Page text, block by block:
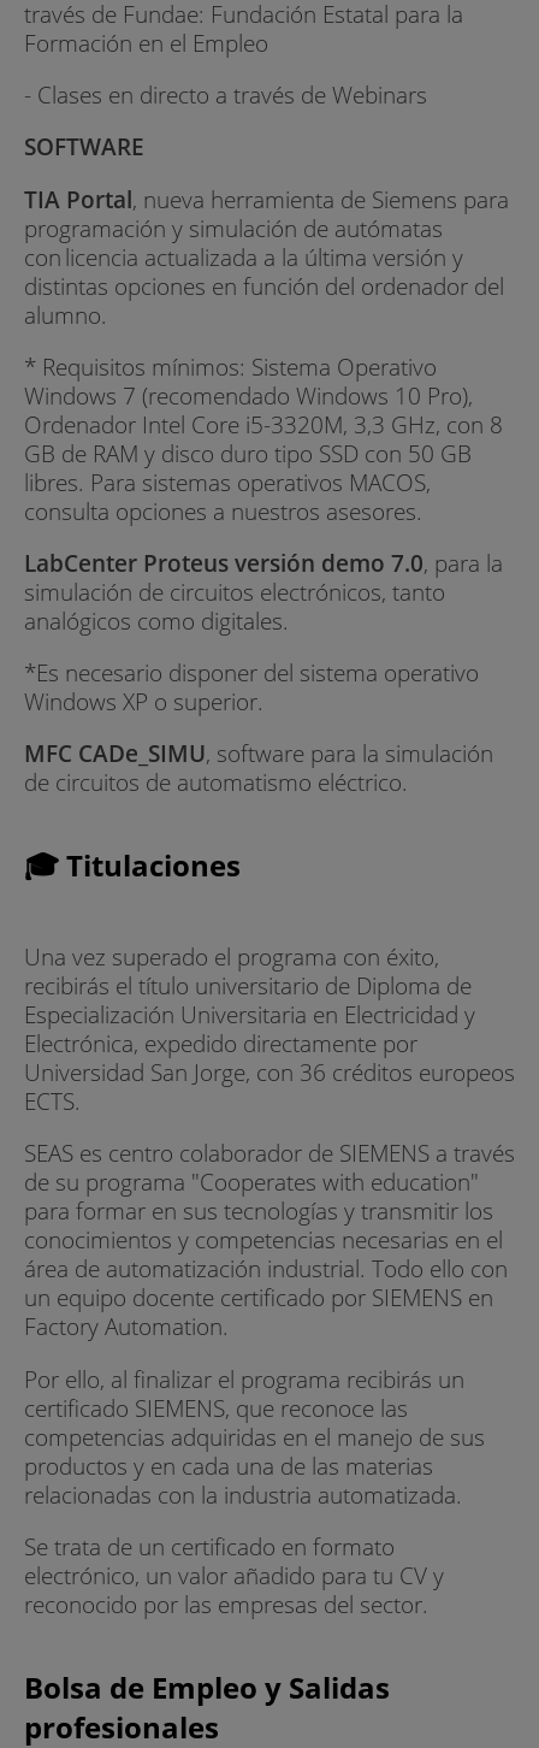
través de Fundae: Fundación Estatal para la
Formación en el Empleo
- Clases en directo a través de Webinars
SOFTWARE
TIA Portal, nueva herramienta de Siemens para
programación y simulación de autómatas
con licencia actualizada a la última versión y
distintas opciones en función del ordenador del
alumno.
* Requisitos mínimos: Sistema Operativo
Windows 7 (recomendado Windows 10 Pro),
Ordenador Intel Core i5-3320M, 3,3 GHz, con 8
GB de RAM y disco duro tipo SSD con 50 GB
libres. Para sistemas operativos MACOS,
consulta opciones a nuestros asesores.
LabCenter Proteus versión demo 7.0, para la
simulación de circuitos electrónicos, tanto
analógicos como digitales.
*Es necesario disponer del sistema operativo
Windows XP o superior.
MFC CADe_SIMU, software para la simulación
de circuitos de automatismo eléctrico.
🎓 Titulaciones
Una vez superado el programa con éxito,
recibirás el título universitario de Diploma de
Especialización Universitaria en Electricidad y
Electrónica, expedido directamente por
Universidad San Jorge, con 36 créditos europeos
ECTS.
SEAS es centro colaborador de SIEMENS a través
de su programa "Cooperates with education"
para formar en sus tecnologías y transmitir los
conocimientos y competencias necesarias en el
área de automatización industrial. Todo ello con
un equipo docente certificado por SIEMENS en
Factory Automation.
Por ello, al finalizar el programa recibirás un
certificado SIEMENS, que reconoce las
competencias adquiridas en el manejo de sus
productos y en cada una de las materias
relacionadas con la industria automatizada.
Se trata de un certificado en formato
electrónico, un valor añadido para tu CV y
reconocido por las empresas del sector.
Bolsa de Empleo y Salidas
profesionales